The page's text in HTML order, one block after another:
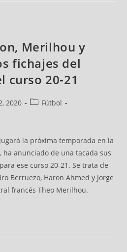
Merilhou y
fichajes del
curso 20-21
2020
Fútbol
la próxima temporada en la
ha anunciado de una tacada sus
ese curso 20-21. Se trata de
Berruezo, Haron Ahmed y Jorge
francés Theo Merilhou.